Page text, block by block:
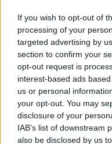
If you wish to opt-out of
processing of your
targeted advertising by
section to confirm your
opt-out request is
interest-based ads
us or personal
your opt-out. You may
disclosure of your
IAB’s list of downstream
also be disclosed by us
αφορούν
κιβώτια DCT. Τα
τεχνολογία
αποτέλεσμα, τα
εμφανίζουν
που είχαν
περίπτωση,